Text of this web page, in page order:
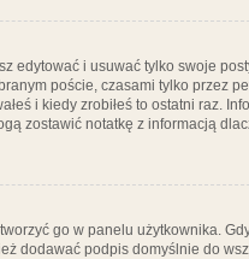
edytować i usuwać tylko swoje
poście, czasami tylko przez
i kiedy zrobiłeś to ostatni raz.
zostawić notatkę z informacją
go w panelu użytkownika.
dodawać podpis domyślnie do